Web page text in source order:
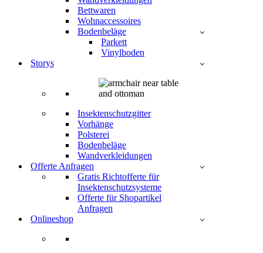
Bettwaren
Wohnaccessoires
Bodenbeläge
Parkett
Vinylboden
Storys
Insektenschutzgitter
Vorhänge
Polsterei
Bodenbeläge
Wandverkleidungen
Offerte Anfragen
Gratis Richtofferte für
Insektenschutzsysteme
Offerte für Shopartikel
Anfragen
Onlineshop